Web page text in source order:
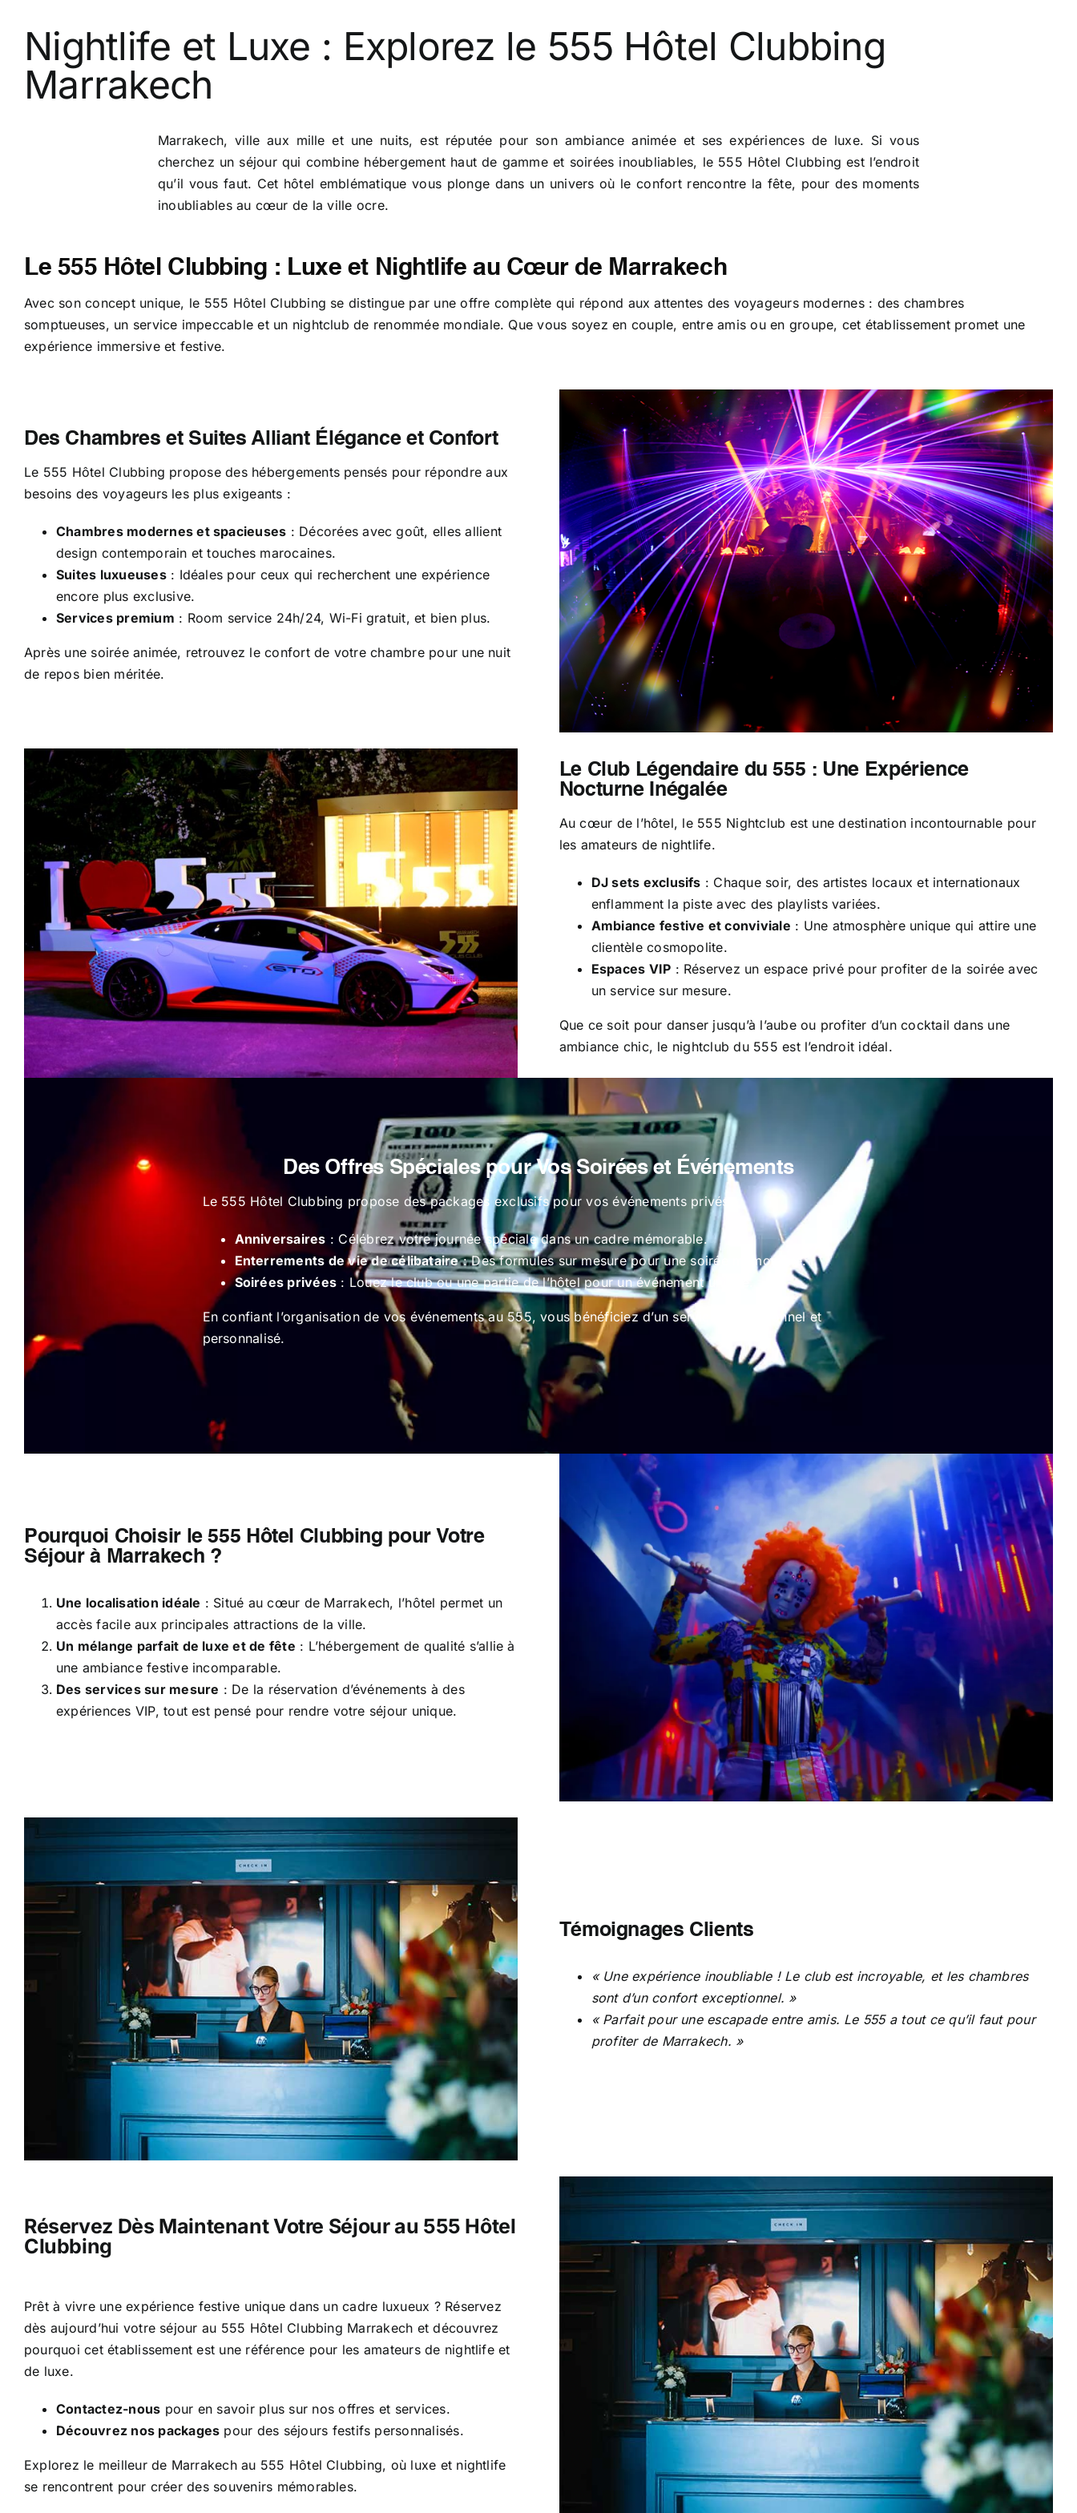
Nightlife et Luxe : Explorez le 555 Hôtel Clubbing
Marrakech
Marrakech, ville aux mille et une nuits, est réputée pour son ambiance animée et ses expériences de luxe. Si vous
cherchez un séjour qui combine hébergement haut de gamme et soirées inoubliables, le 555 Hôtel Clubbing est l’endroit
qu’il vous faut. Cet hôtel emblématique vous plonge dans un univers où le confort rencontre la fête, pour des moments
inoubliables au cœur de la ville ocre.
Le 555 Hôtel Clubbing : Luxe et Nightlife au Cœur de Marrakech
Avec son concept unique, le 555 Hôtel Clubbing se distingue par une offre complète qui répond aux attentes des voyageurs modernes : des chambres
somptueuses, un service impeccable et un nightclub de renommée mondiale. Que vous soyez en couple, entre amis ou en groupe, cet établissement promet une
expérience immersive et festive.
Des Chambres et Suites Alliant Élégance et Confort
Le 555 Hôtel Clubbing propose des hébergements pensés pour répondre aux
besoins des voyageurs les plus exigeants :
Chambres modernes et spacieuses : Décorées avec goût, elles allient
design contemporain et touches marocaines.
Suites luxueuses: Idéales pour ceux qui recherchent une expérience
encore plus exclusive.
Services premium : Room service 24h/24, Wi-Fi gratuit, et bien plus.
Après une soirée animée, retrouvez le confort de votre chambre pour une nuit
de repos bien méritée.
Le Club Légendaire du 555 : Une Expérience
Nocturne Inégalée
Au cœur de l’hôtel, le 555 Nightclub est une destination incontournable pour
les amateurs de nightlife.
DJ sets exclusifs : Chaque soir, des artistes locaux et internationaux
enflamment la piste avec des playlists variées.
Ambiance festive et conviviale : Une atmosphère unique qui attire une
clientèle cosmopolite.
Espaces VIP : Réservez un espace privé pour profiter de la soirée avec
un service sur mesure.
Que ce soit pour danser jusqu’à l’aube ou profiter d’un cocktail dans une
ambiance chic, le nightclub du 555 est l’endroit idéal.
Des Offres Spéciales pour Vos Soirées et Événements
Le 555 Hôtel Clubbing propose des packages exclusifs pour vos événements privés :
Anniversaires : Célébrez votre journée spéciale dans un cadre mémorable.
Enterrements de vie de célibataire: Des formules sur mesure pour une soirée mémorable.
Soirées privées : Louez le club ou une partie de l’hôtel pour un événement unique.
En confiant l’organisation de vos événements au 555, vous bénéficiez d’un service professionnel et
personnalisé.
Pourquoi Choisir le 555 Hôtel Clubbing pour Votre
Séjour à Marrakech ?
Une localisation idéale : Situé au cœur de Marrakech, l’hôtel permet un
accès facile aux principales attractions de la ville.
Un mélange parfait de luxe et de fête : L’hébergement de qualité s’allie à
une ambiance festive incomparable.
Des services sur mesure : De la réservation d’événements à des
expériences VIP, tout est pensé pour rendre votre séjour unique.
Témoignages Clients
« Une expérience inoubliable ! Le club est incroyable, et les chambres
sont d’un confort exceptionnel. »
« Parfait pour une escapade entre amis. Le 555 a tout ce qu’il faut pour
profiter de Marrakech. »
Réservez Dès Maintenant Votre Séjour au 555 Hôtel
Clubbing
Prêt à vivre une expérience festive unique dans un cadre luxueux ? Réservez
dès aujourd’hui votre séjour au 555 Hôtel Clubbing Marrakech et découvrez
pourquoi cet établissement est une référence pour les amateurs de nightlife et
de luxe.
Contactez-nous pour en savoir plus sur nos offres et services.
Découvrez nos packages pour des séjours festifs personnalisés.
Explorez le meilleur de Marrakech au 555 Hôtel Clubbing, où luxe et nightlife
se rencontrent pour créer des souvenirs mémorables.